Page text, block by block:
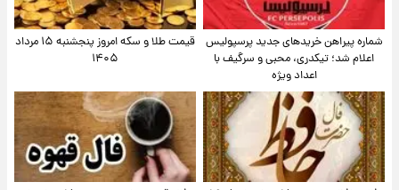
شماره پیراهن خریدهای جدید پرسپولیس
اعلام شد؛ تیکدری، محبی و سرگیف با
اعداد ویژه
قیمت طلا و سکه امروز پنجشنبه ۱۵ مرداد
۱۴۰۵